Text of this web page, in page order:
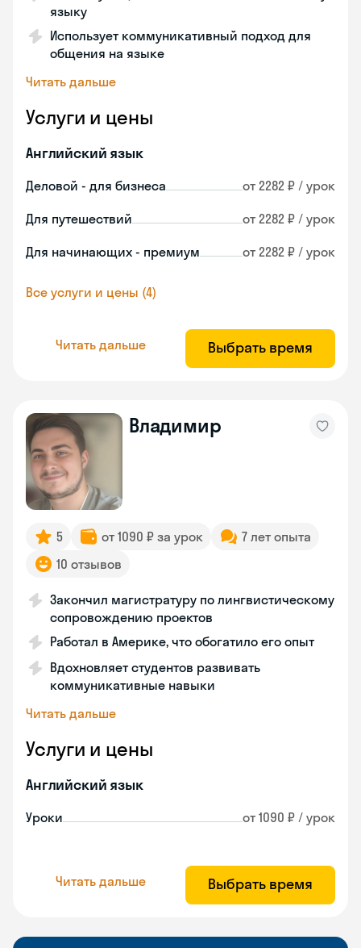
языку
Использует коммуникативный подход для
общения на языке
Читать дальше
Услуги и цены
Английский язык
Деловой - для бизнеса от 2282 ₽ / урок
Для путешествий от 2282 ₽ / урок
Для начинающих - премиум от 2282 ₽ / урок
Все услуги и цены (4)
Читать дальше Выбрать время
Владимир
5 от 1090 ₽ за урок
7 лет опыта
10 отзывов
Закончил магистратуру по лингвистическому
сопровождению проектов
Работал в Америке, что обогатило его опыт
Вдохновляет студентов развивать
коммуникативные навыки
Читать дальше
Услуги и цены
Английский язык
Уроки от 1090 ₽ / урок
Читать дальше Выбрать время